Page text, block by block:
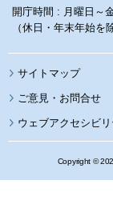
開庁時間 : 月曜日～
（休日・年末年始を
サイトマップ
ウェブアクセシビ
Copyright ©